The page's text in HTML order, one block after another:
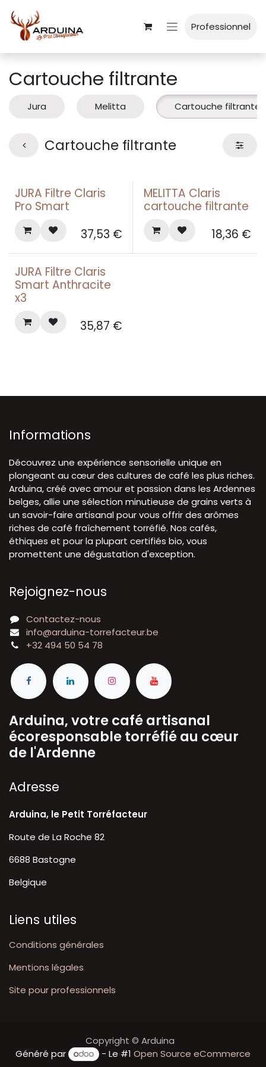
Professionnel
Cartouche filtrante
Jura Melitta Cartouche filtrante
Cartouche filtrante
JURA Filtre Claris
Pro Smart
37,53 €
MELITTA Claris
cartouche filtrante
18,36 €
JURA Filtre Claris
Smart Anthracite
x3
35,87 €
Informations
Découvrez une expérience sensorielle unique en
plongeant au cœur des cultures de café les plus riches.
Arduina, créé avec amour et passion dans les Ardennes
belges, allie une sélection minutieuse de grains verts à
un savoir-faire artisanal pour vous offrir des arômes
riches de café fraîchement torréfié. Nos cafés,
éthiques et pour la plupart certifiés bio, vous
promettent une dégustation d'exception.
Rejoignez-nous
Contactez-nous
info@arduina-torrefacteur.be
+32 494 50 54 78
Arduina, votre café artisanal
écoresponsable torréfié au cœur
de l'Ardenne
A​dresse
Arduina, le Petit Torréfacteur
Route de La Roche 82
6688 Bastogne
Belgique
Liens utiles
Conditions générales
Mentions légales
Site pour professionnels
Copyright © Arduina
Généré par
- Le #1 Open Source eCommerce